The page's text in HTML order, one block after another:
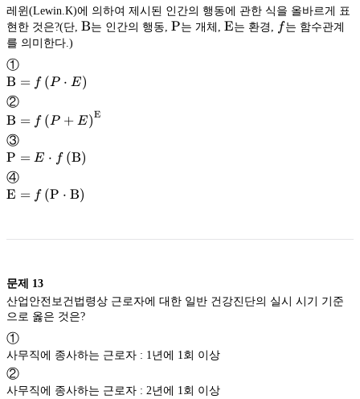
레윈(Lewin.K)에 의하여 제시된 인간의 행동에 관한 식을 올바르게 표
현한 것은?(단, \textrm{B}
B는 인간의 행동, \textrm{P}
P는 개체, \textrm{E}
E는 환경, ff는 함수관계
를 의미한다.)
①
\textrm{B}
B
=f\left
(
P\cdot
E
\right
)
B = f (P ⋅ E)
②
\textrm{B}
B
=f\left
(
P+E
\right
\textrm{E}
E
B = f (P + E)E
③
\textrm{P}
P
=E\cdot
\textrm{B}
B
)
P = E ⋅ f (B)
④
\textrm{E}
\cdot
\textrm{B}
B
\right
)
E = f (P ⋅ B)
문제 13
산업안전보건법령상 근로자에 대한 일반 건강진단의 실시 시기 기준
으로 옳은 것은?
①
사무직에 종사하는 근로자 : 1년에 1회 이상
②
사무직에 종사하는 근로자 : 2년에 1회 이상